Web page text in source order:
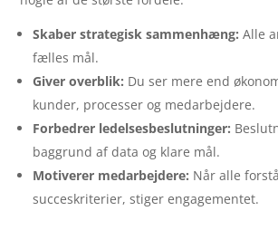
Skaber strategisk sammenhæng: Alle
fælles mål.
Giver overblik: Du ser mere end
kunder, processer og medarbejdere.
Forbedrer ledelsesbeslutninger:
baggrund af data og klare mål.
Motiverer medarbejdere: Når alle
succeskriterier, stiger engagementet.